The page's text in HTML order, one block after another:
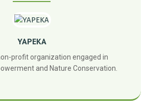
YAPEKA
profit organization engaged in
and Nature Conservation.